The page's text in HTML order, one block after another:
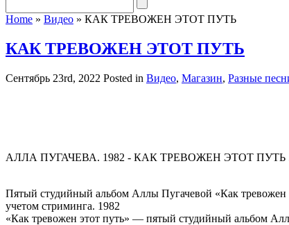
Home » Видео » КАК ТРЕВОЖЕН ЭТОТ ПУТЬ
КАК ТРЕВОЖЕН ЭТОТ ПУТЬ
Сентябрь 23rd, 2022 Posted in Видео, Магазин, Разные
АЛЛА ПУГАЧЕВА. 1982 - КАК ТРЕВОЖЕН ЭТОТ ПУТЬ
Пятый студийный альбом Аллы Пугачевой «Как
учетом стриминга. 1982
«Как тревожен этот путь» — пятый студийный альбом